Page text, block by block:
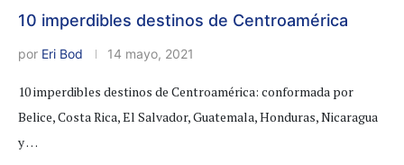
10 imperdibles destinos de Centroamérica
por Eri Bod 14 mayo, 2021
10 imperdibles destinos de Centroamérica: conformada por
Belice, Costa Rica, El Salvador, Guatemala, Honduras, Nicaragua
y …